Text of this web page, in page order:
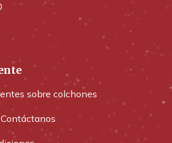
sobre colchones